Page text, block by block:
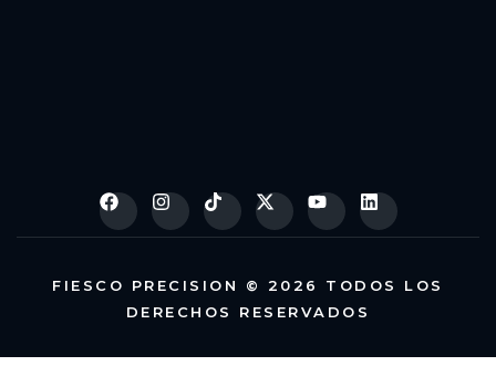
FIESCO PRECISION © 2026 TODOS LOS
DERECHOS RESERVADOS